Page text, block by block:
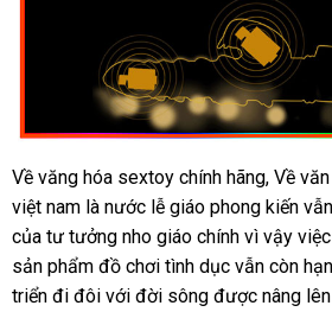
Về văng hóa sextoy chính hãng, Về
việt nam là nước lễ giáo phong kiến
của tư tưởng nho giáo chính vì vậy
sản phẩm đồ chơi tình dục tốt
nhất
vẫn còn
triển đi đôi vận
với đời sông hàng
được nâng lên